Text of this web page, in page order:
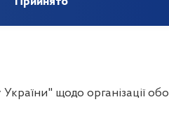
щодо організації